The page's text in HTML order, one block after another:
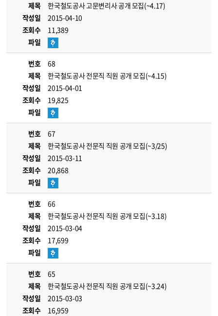
제목
한국철도공사 고문변리사 공개 모집(~4.17)
작성일
2015-04-10
조회수
11,389
파일
번호
68
제목
한국철도공사 전문직 직원 공개 모집(~4.15)
작성일
2015-04-01
조회수
19,825
파일
번호
67
제목
한국철도공사 전문직 직원 공개 모집(~3/25)
작성일
2015-03-11
조회수
20,868
파일
번호
66
제목
한국철도공사 전문직 직원 공개 모집(~3.18)
작성일
2015-03-04
조회수
17,699
파일
번호
65
제목
한국철도공사 전문직 직원 공개 모집(~3.24)
작성일
2015-03-03
조회수
16,959